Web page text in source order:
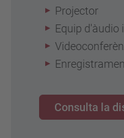
Projector
Equip d'àudio
Consulta la